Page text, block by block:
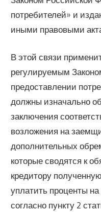
потребителей» и
иными правовыми
В этой связи
регулируемым
предоставлении
должны изначально
заключения
возложения на
дополнительных
которые сводятся к
кредитору
уплатить проценты
согласно пункту 2